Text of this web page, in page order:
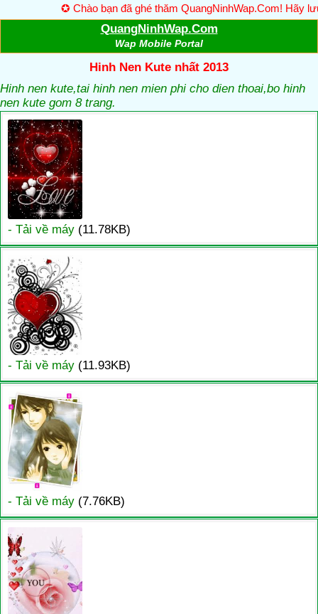
✪ Chào bạn đã ghé thăm QuangNinhWap.Com! Hãy
QuangNinhWap.Com
Wap Mobile Portal
Hinh Nen Kute nhất 2013
Hinh nen kute,tai hinh nen mien phi cho dien thoai,bo hinh
nen kute gom 8 trang.
- Tải về máy (11.78KB)
- Tải về máy (11.93KB)
- Tải về máy (7.76KB)